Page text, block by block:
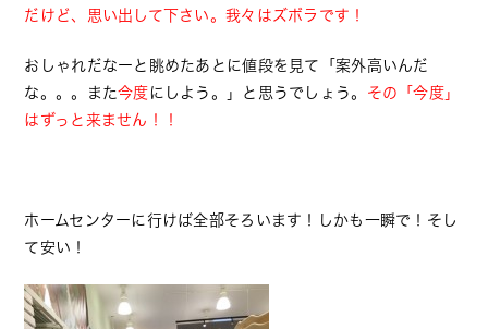
だけど、思い出して下さい。我々はズボラです！
おしゃれだなーと眺めたあとに値段を見て「案外高いんだ
な。。。また今度にしよう。」と思うでしょう。
その「今度」
はずっと来ません！！
ホームセンターに行けば全部そろいます！しかも一瞬で！そし
て安い！